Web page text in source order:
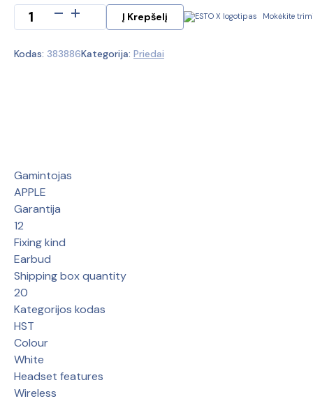
produkto
kiekis:
AirPods
Į Krepšelį Mokėkite
Kodas: 383886Kategorija: Priedai
Gamintojas
APPLE
Garantija
12
Fixing kind
Earbud
Shipping box quantity
20
Kategorijos kodas
HST
Colour
White
Headset features
Wireless